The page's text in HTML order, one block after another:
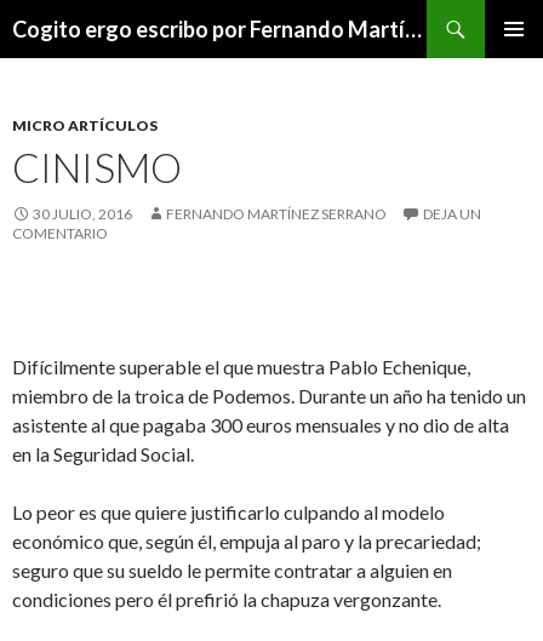
Cogito ergo escribo por Fernando Martínez Serrano
MICRO ARTÍCULOS
CINISMO
30 JULIO, 2016 FERNANDO MARTÍNEZ SERRANO
DEJA UN
COMENTARIO
Difícilmente superable el que muestra Pablo Echenique,
miembro de la troica de Podemos. Durante un año ha tenido un
asistente al que pagaba 300 euros mensuales y no dio de alta
en la Seguridad Social.
Lo peor es que quiere justificarlo culpando al modelo
económico que, según él, empuja al paro y la precariedad;
seguro que su sueldo le permite contratar a alguien en
condiciones pero él prefirió la chapuza vergonzante.